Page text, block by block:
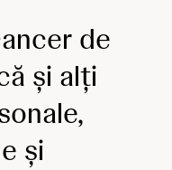
de
și alți
și